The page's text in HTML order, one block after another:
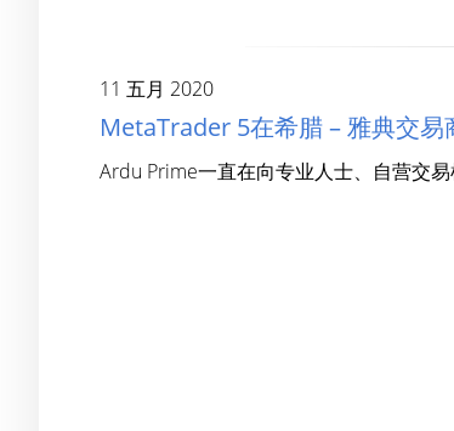
11 五月 2020
MetaTrader 5在希腊 – 雅典交
Ardu Prime一直在向专业人士、自营交